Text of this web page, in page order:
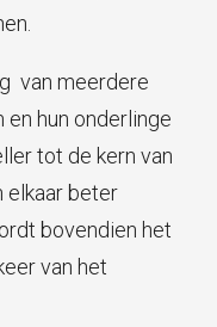
van meerdere
hun onderlinge
tot de kern van
elkaar beter
bovendien het
van het